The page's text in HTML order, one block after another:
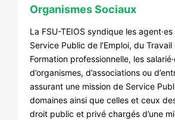
Organismes Sociaux
La FSU-TEIOS syndique les agent·es
Service Public de l’Emploi, du Travail
Formation professionnelle, les
d’organismes, d’associations ou
assurant une mission de Service
domaines ainsi que celles et ceux
droit public et privé chargés d’une